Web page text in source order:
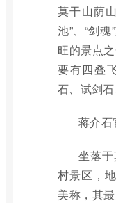
莫干山荫
池”、“剑
旺的景点
要有四叠
石、试剑石
蒋介石
坐落
村景区，
美称，其